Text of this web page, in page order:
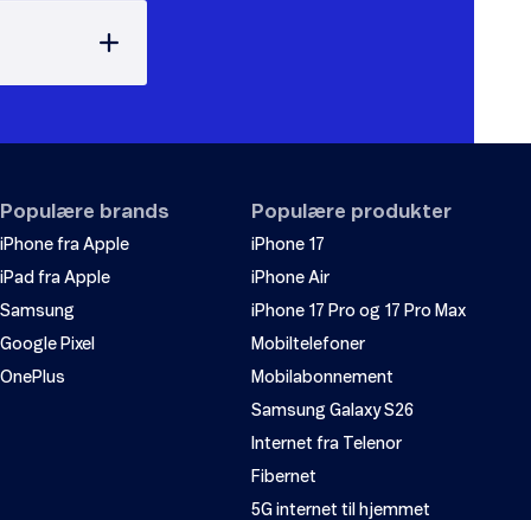
Populære brands
iPhone fra Apple
iPad fra Apple
Samsung
Google Pixel
OnePlus
Populære produkter
iPhone 17
iPhone Air
iPhone 17 Pro og 17 Pro Max
Mobiltelefoner
Mobilabonnement
Samsung Galaxy S26
Internet fra Telenor
Fibernet
5G internet til hjemmet